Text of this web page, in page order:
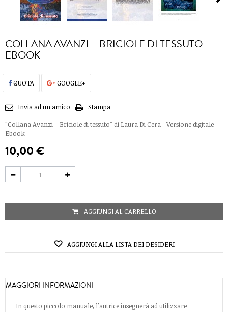
COLLANA AVANZI – BRICIOLE DI TESSUTO -
EBOOK
QUOTA GOOGLE+
Invia ad un amico
Stampa
"Collana Avanzi – Briciole di tessuto" di Laura Di Cera - Versione digitale
Ebook
10,00 €
AGGIUNGI AL CARRELLO
AGGIUNGI ALLA LISTA DEI DESIDERI
MAGGIORI INFORMAZIONI
In questo piccolo manuale, l'autrice insegnerà ad utilizzare